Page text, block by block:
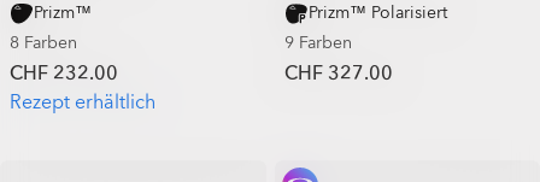
Prizm™
8 Farben
CHF 232.00
Rezept erhältlich
Prizm™ Polarisiert
9 Farben
CHF 327.00